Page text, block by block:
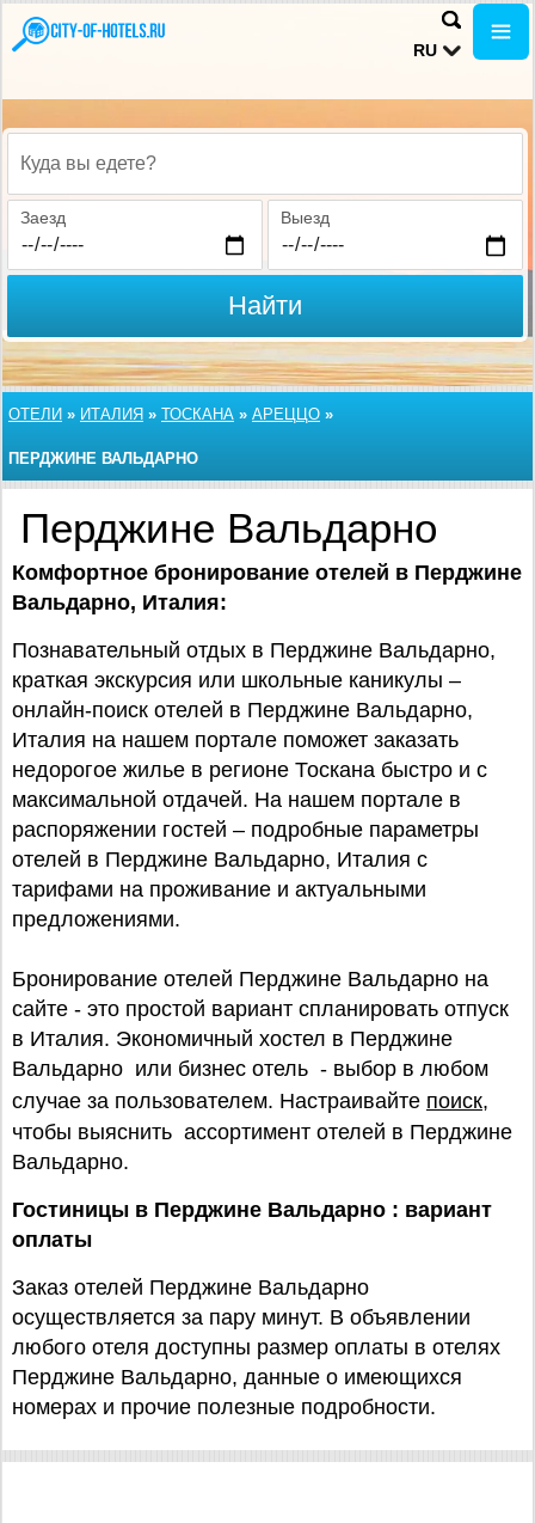
RU
Куда вы едете?
Заезд Выезд
Найти
ОТЕЛИ » ИТАЛИЯ » ТОСКАНА » АРЕЦЦО »
ПЕРДЖИНЕ ВАЛЬДАРНО
Перджине Вальдарно
Комфортное бронирование отелей в Перджине
Вальдарно, Италия:
Познавательный отдых в Перджине Вальдарно,
краткая экскурсия или школьные каникулы –
онлайн-поиск отелей в Перджине Вальдарно,
Италия на нашем портале поможет заказать
недорогое жилье в регионе Тоскана быстро и с
максимальной отдачей. На нашем портале в
распоряжении гостей – подробные параметры
отелей в Перджине Вальдарно, Италия с
тарифами на проживание и актуальными
предложениями.
Бронирование отелей Перджине Вальдарно на
сайте - это простой вариант спланировать отпуск
в Италия. Экономичный хостел в Перджине
Вальдарно или бизнес отель - выбор в любом
случае за пользователем. Настраивайте поиск,
чтобы выяснить ассортимент отелей в Перджине
Вальдарно.
Гостиницы в Перджине Вальдарно : вариант
оплаты
Заказ отелей Перджине Вальдарно
осуществляется за пару минут. В объявлении
любого отеля доступны размер оплаты в отелях
Перджине Вальдарно, данные о имеющихся
номерах и прочие полезные подробности.